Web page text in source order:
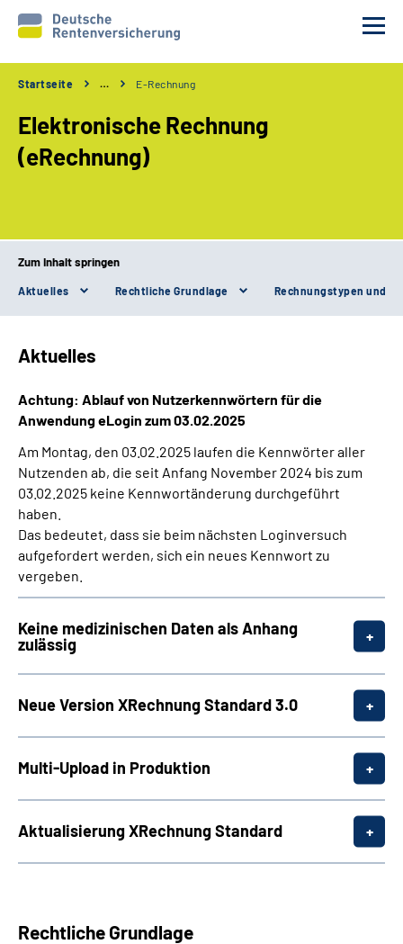
Unsere Verfahren
Erweiterte Suche
Gebärdensprache
Leichte Sprache
Startseite … E-Rechnung
Elektronische Rechnung
(eRechnung)
Zum Inhalt springen
Aktuelles Rechtliche Grundlage
Aktuelles
Achtung: Ablauf von Nutzerkennwörtern für die
Anwendung eLogin zum 03.02.2025
Am Montag, den 03.02.2025 laufen die Kennwörter aller
Nutzenden ab, die seit Anfang November 2024 bis zum
03.02.2025 keine Kennwortänderung durchgeführt
haben.
Das bedeutet, dass sie beim nächsten Loginversuch
aufgefordert werden, sich ein neues Kennwort zu
vergeben.
Keine medizinischen Daten als Anhang
zulässig
Neue Version XRechnung Standard 3.0
Multi-Upload in Produktion
Aktualisierung XRechnung Standard
Rechtliche Grundlage